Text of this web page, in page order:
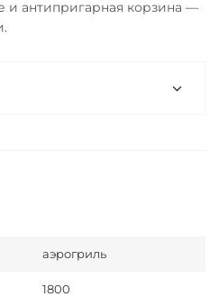
и антипригарная корзина —
аэрогриль
1800